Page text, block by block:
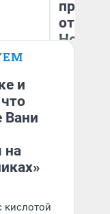
отзыв
Нолана
и
Вани
на
кислотой